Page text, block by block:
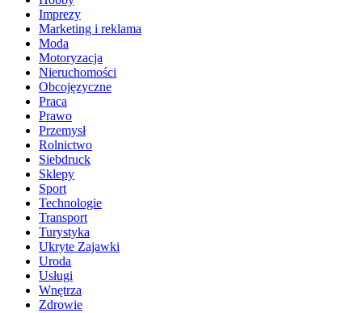
Imprezy
Marketing i reklama
Moda
Motoryzacja
Nieruchomości
Obcojęzyczne
Praca
Prawo
Przemysł
Rolnictwo
Siebdruck
Sklepy
Sport
Technologie
Transport
Turystyka
Ukryte Zajawki
Uroda
Usługi
Wnętrza
Zdrowie